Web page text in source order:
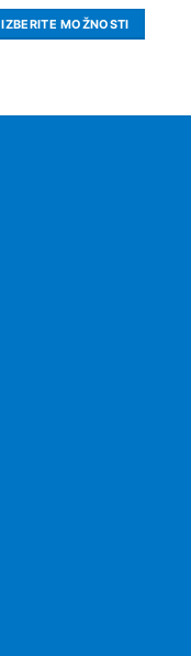
od
65,00€
do
IZBERITE MOŽNOSTI
več